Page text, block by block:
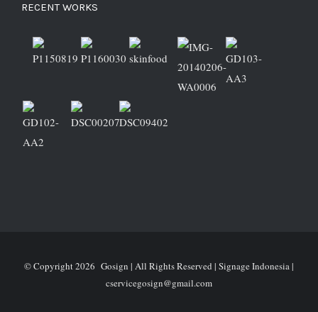
RECENT WORKS
© Copyright2026 Gosign | All Rights Reserved | Signage Indonesia |
cservicegosign@gmail.com